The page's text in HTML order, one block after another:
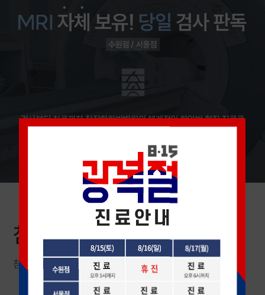
참잘함TV
참잘함한방병원의 다양한 소식을 확인해 보세요.